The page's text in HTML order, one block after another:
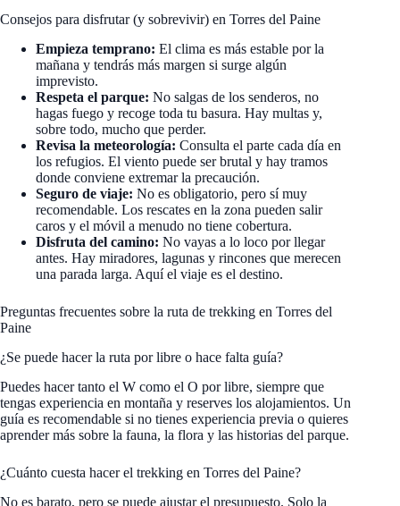
Consejos para disfrutar (y sobrevivir) en Torres del Paine
Empieza temprano: El clima es más estable por la
mañana y tendrás más margen si surge algún
imprevisto.
Respeta el parque: No salgas de los senderos, no
hagas fuego y recoge toda tu basura. Hay multas y,
sobre todo, mucho que perder.
Revisa la meteorología: Consulta el parte cada día en
los refugios. El viento puede ser brutal y hay tramos
donde conviene extremar la precaución.
Seguro de viaje: No es obligatorio, pero sí muy
recomendable. Los rescates en la zona pueden salir
caros y el móvil a menudo no tiene cobertura.
Disfruta del camino: No vayas a lo loco por llegar
antes. Hay miradores, lagunas y rincones que merecen
una parada larga. Aquí el viaje es el destino.
Preguntas frecuentes sobre la ruta de trekking en Torres del
Paine
¿Se puede hacer la ruta por libre o hace falta guía?
Puedes hacer tanto el W como el O por libre, siempre que
tengas experiencia en montaña y reserves los alojamientos. Un
guía es recomendable si no tienes experiencia previa o quieres
aprender más sobre la fauna, la flora y las historias del parque.
¿Cuánto cuesta hacer el trekking en Torres del Paine?
No es barato, pero se puede ajustar el presupuesto. Solo la